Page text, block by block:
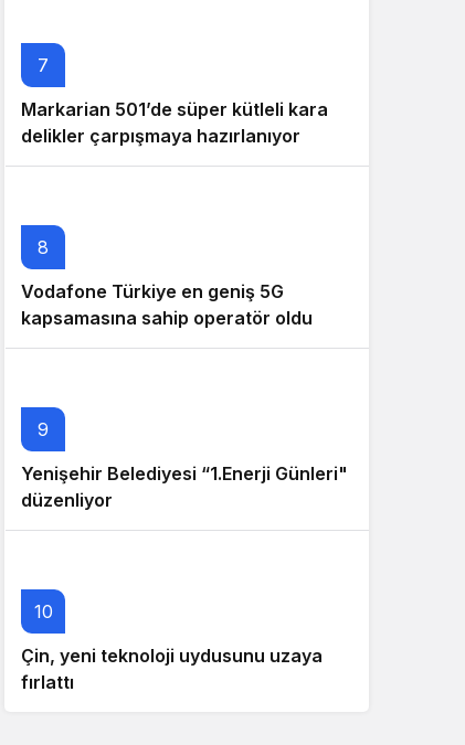
7
Markarian 501’de süper kütleli kara
delikler çarpışmaya hazırlanıyor
8
Vodafone Türkiye en geniş 5G
kapsamasına sahip operatör oldu
9
Yenişehir Belediyesi “1.Enerji Günleri"
düzenliyor
10
Çin, yeni teknoloji uydusunu uzaya
fırlattı